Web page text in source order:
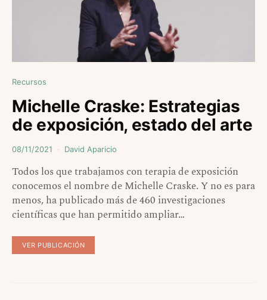
Recursos
Michelle Craske: Estrategias
de exposición, estado del arte
08/11/2021 David Aparicio
Todos los que trabajamos con terapia de exposición
conocemos el nombre de Michelle Craske. Y no es para
menos, ha publicado más de 460 investigaciones
científicas que han permitido ampliar…
VER PUBLICACIÓN